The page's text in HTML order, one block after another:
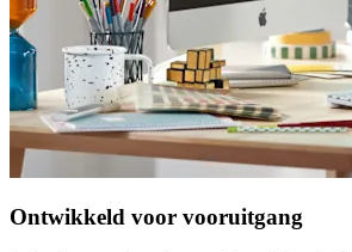
Ontwikkeld voor vooruitgang